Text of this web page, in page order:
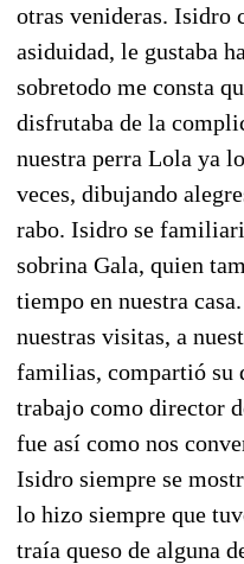
otras venideras. Isidro
asiduidad, le gustaba
sobretodo me consta
disfrutaba de la
nuestra perra Lola ya
veces, dibujando
rabo. Isidro se
sobrina Gala, quien
tiempo en nuestra
nuestras visitas, a
familias, compartió su
trabajo como director
fue así como nos
Isidro siempre se
lo hizo siempre que
traía queso de alguna